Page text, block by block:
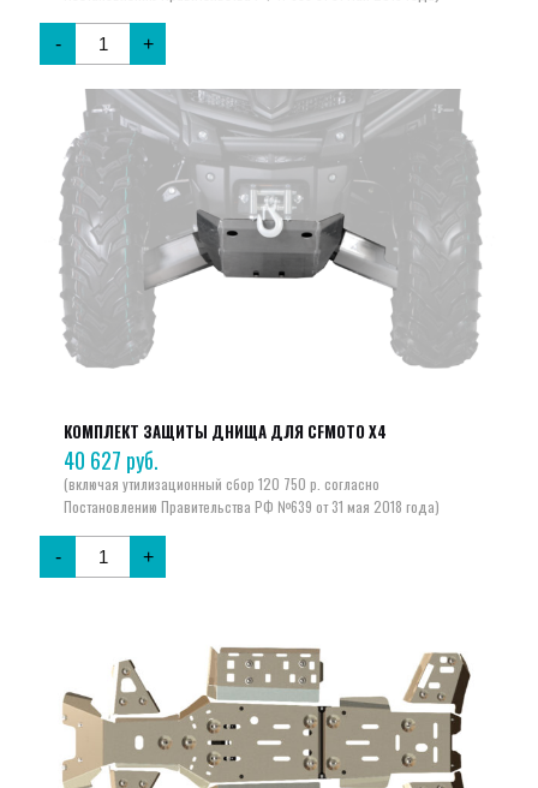
- +
КОМПЛЕКТ ЗАЩИТЫ ДНИЩА ДЛЯ CFMOTO X4
40 627 руб.
- +